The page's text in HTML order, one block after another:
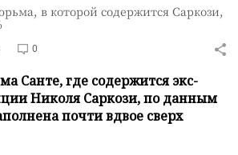
в которой содержится Саркози,
0
Санте, где содержится экс-
Николя Саркози, по данным
почти вдвое сверх